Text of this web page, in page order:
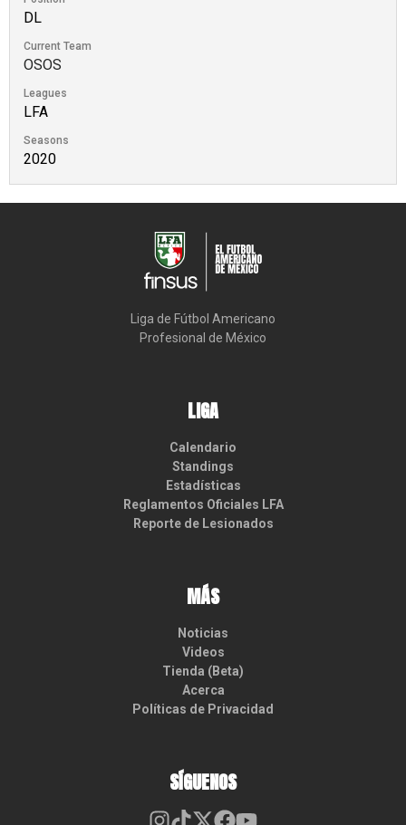
DL
Current Team
OSOS
Leagues
LFA
Seasons
2020
Liga de Fútbol Americano
Profesional de México
LIGA
Calendario
Standings
Estadísticas
Reglamentos Oficiales LFA
Reporte de Lesionados
MÁS
Noticias
Videos
Tienda (Beta)
Acerca
Políticas de Privacidad
SÍGUENOS